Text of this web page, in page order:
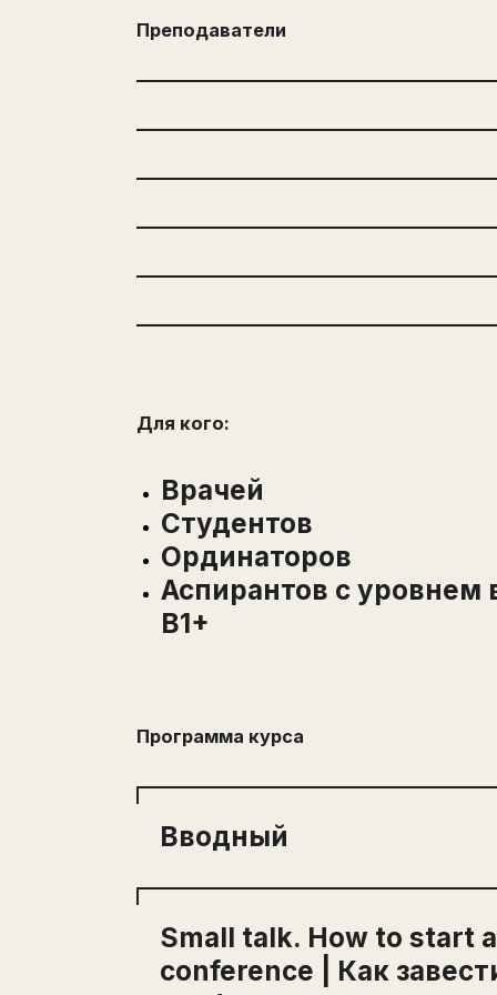
Преподаватели
Для кого:
Врачей
Cтудентов
Ординаторов
Аспирантов с уровнем
В1+
Программа курса
Вводный
Урок 1 Вводная лекция
Урок 2 Вводный урок
Small talk. How to start
conference | Как